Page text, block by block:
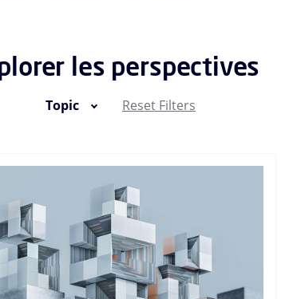
les perspectives
Topic Reset Filters